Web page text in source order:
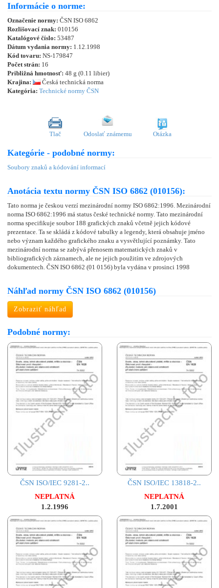
Informácie o norme:
Označenie normy: ČSN ISO 6862
Rozlišovací znak: 010156
Katalógové číslo: 53487
Dátum vydania normy: 1.12.1998
Kód tovaru: NS-179847
Počet strán: 16
Približná hmotnosť: 48 g (0.11 libier)
Krajina:
Česká technická norma
Kategória: Technické normy ČSN
Tlač Odoslať známemu Otázka
Kategórie - podobné normy:
Soubory znaků a kódování informací
Anotácia textu normy ČSN ISO 6862 (010156):
Tato norma je českou verzí mezinárodní normy ISO 6862:1996. Mezinárodní
norma ISO 6862:1996 má status české technické normy. Tato mezinárodní
norma specifikuje soubor 188 grafických znaků včetně jejich kódové
prezentace. Ta se skládá z kódové tabulky a legendy, která obsahuje jméno
nebo význam každého grafického znaku a vysvětlující poznámky. Tato
mezinárodní norma se zabývá přenosem matematických znaků v
bibliografických záznamech, ale ne jejich použitím ve zdrojových
dokumentech. ČSN ISO 6862 (01 0156) byla vydána v prosinci 1998
Náhľad normy ČSN ISO 6862 (010156)
Zobraziť náhľad
Podobné normy:
ČSN ISO/IEC 9281-2..
NEPLATNÁ
1.2.1996
ČSN ISO/IEC 13818-2..
NEPLATNÁ
1.7.2001